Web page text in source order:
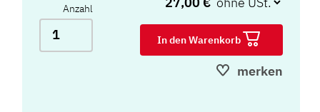
Anzahl
In den Warenkorb
merken